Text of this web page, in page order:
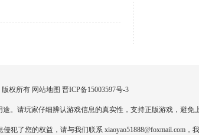
版权所有 网站地图 晋ICP备15003597号-3
。请玩家仔细辨认游戏信息的真实性，支持正版游戏，避免
了您的权益，请与我们联系 xiaoyao51888@foxmail.com，